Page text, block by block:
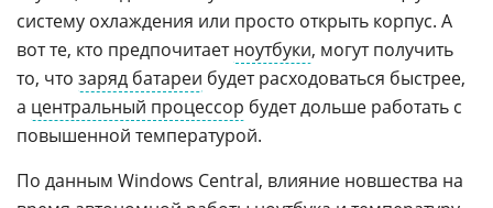
систему охлаждения или просто открыть корпус. А
вот те, кто предпочитаетноутбуки, могут получить
то, что заряд батареи будет расходоваться быстрее,
а центральный процессор будет дольше работать с
повышенной температурой.
По данным Windows Central, влияние новшества на